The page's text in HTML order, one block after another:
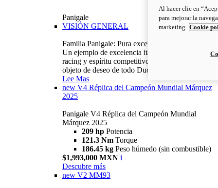
Panigale
VISIÓN GENERAL
Familia Panigale: Pura excelencia italiana.
Un ejemplo de excelencia italiana, con ADN
racing y espíritu competitivo: la Panigale es el
objeto de deseo de todo Ducatista.
Lee Mas
new V4 Réplica del Campeón Mundial Márquez
2025
Panigale V4 Réplica del Campeón Mundial
Márquez 2025
209 hp Potencia
121.3 Nm Torque
186.45 kg Peso húmedo (sin combustible)
$1,993,000 MXN i
Descubre más
new V2 MM93
Al hacer clic en
para mejorar la
marketing. Cookie